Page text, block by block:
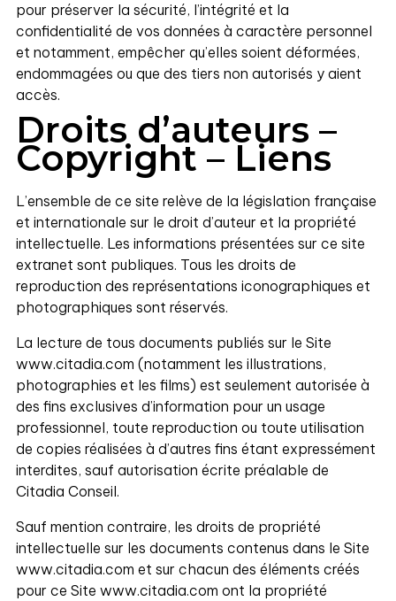
pour préserver la sécurité, l’intégrité et la
confidentialité de vos données à caractère personnel
et notamment, empêcher qu’elles soient déformées,
endommagées ou que des tiers non autorisés y aient
accès.
Droits d’auteurs –
Copyright – Liens
L’ensemble de ce site relève de la législation française
et internationale sur le droit d’auteur et la propriété
intellectuelle. Les informations présentées sur ce site
extranet sont publiques. Tous les droits de
reproduction des représentations iconographiques et
photographiques sont réservés.
La lecture de tous documents publiés sur le Site
www.citadia.com (notamment les illustrations,
photographies et les films) est seulement autorisée à
des fins exclusives d’information pour un usage
professionnel, toute reproduction ou toute utilisation
de copies réalisées à d’autres fins étant expressément
interdites, sauf autorisation écrite préalable de
Citadia Conseil.
Sauf mention contraire, les droits de propriété
intellectuelle sur les documents contenus dans le Site
www.citadia.com et sur chacun des éléments créés
pour ce Site www.citadia.com ont la propriété